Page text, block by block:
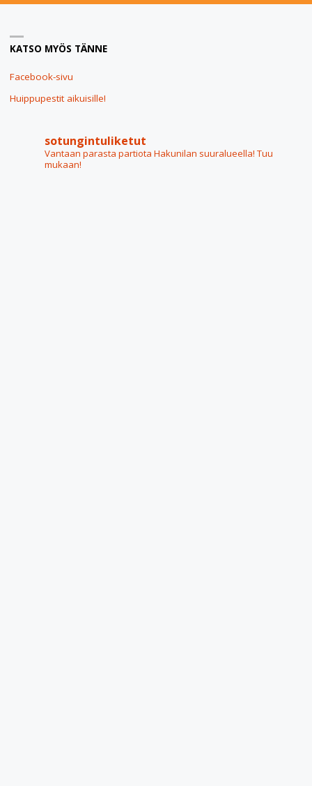
KATSO MYÖS TÄNNE
Facebook-sivu
Huippupestit aikuisille!
sotungintuliketut
Vantaan parasta partiota Hakunilan suuralueella! Tuu
mukaan!